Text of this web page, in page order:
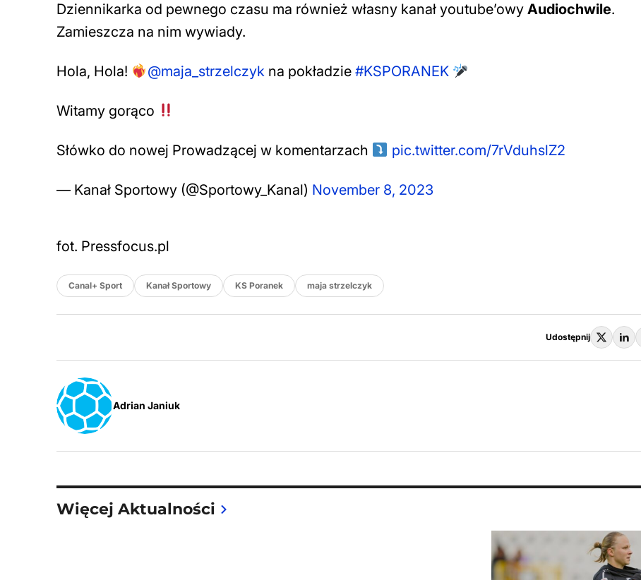
Dziennikarka od pewnego czasu ma również własny kanał youtube’owy Audiochwile.
Zamieszcza na nim wywiady.
Hola, Hola! @maja_strzelczykna pokładzie #KSPORANEK
Witamy gorąco
Słówko do nowej Prowadzącej w komentarzach pic.twitter.com/7rVduhslZ2
— Kanał Sportowy (@Sportowy_Kanal) November 8, 2023
fot. Pressfocus.pl
Canal+ Sport Kanał Sportowy KS Poranek maja strzelczyk
Udostępnij
Adrian Janiuk
Więcej Aktualności